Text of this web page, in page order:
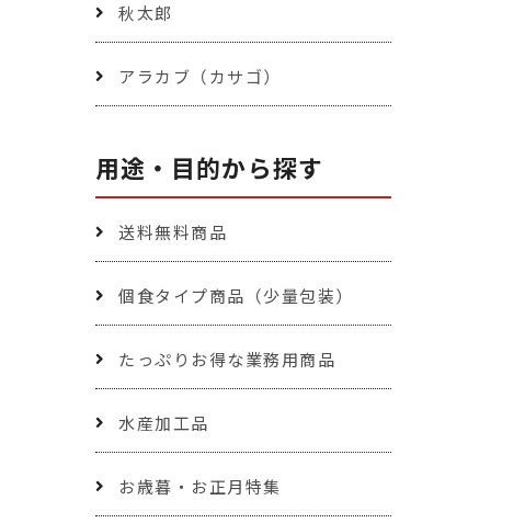
秋太郎
アラカブ（カサゴ）
用途・目的から探す
送料無料商品
個食タイプ商品（少量包装）
たっぷりお得な業務用商品
水産加工品
お歳暮・お正月特集